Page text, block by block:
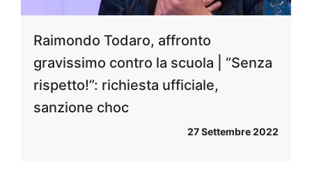
Raimondo Todaro, affronto
gravissimo contro la scuola | “Senza
rispetto!”: richiesta ufficiale,
sanzione choc
27 Settembre 2022